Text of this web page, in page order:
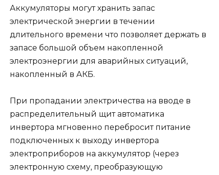
Аккумуляторы могут хранить запас
электрической энергии в течении
длительного времени что позволяет держать в
запасе большой объем накопленной
электроэнергии для аварийных ситуаций,
накопленный в АКБ.
При пропадании электричества на вводе в
распределительный щит автоматика
инвертора мгновенно перебросит питание
подключенных к выходу инвертора
электроприборов на аккумулятор (через
электронную схему, преобразующую